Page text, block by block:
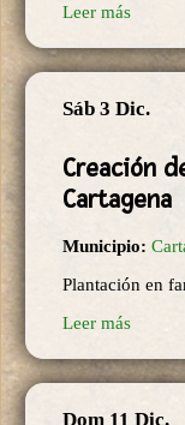
Leer más
Sáb 3 Dic.
Creación
Cartagena
Municipio:
Plantación en
Leer más
Dom 11 Dic.